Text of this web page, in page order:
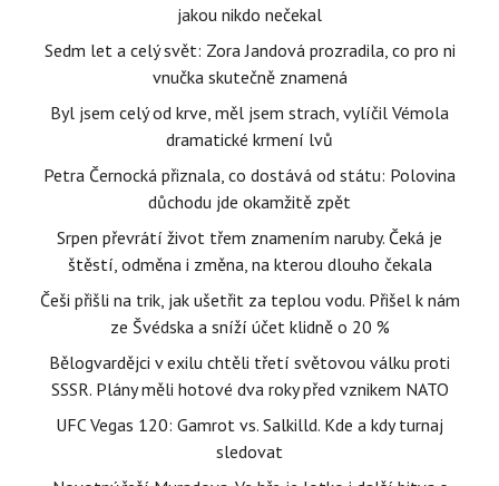
jakou nikdo nečekal
Sedm let a celý svět: Zora Jandová prozradila, co pro ni
vnučka skutečně znamená
Byl jsem celý od krve, měl jsem strach, vylíčil Vémola
dramatické krmení lvů
Petra Černocká přiznala, co dostává od státu: Polovina
důchodu jde okamžitě zpět
Srpen převrátí život třem znamením naruby. Čeká je
štěstí, odměna i změna, na kterou dlouho čekala
Češi přišli na trik, jak ušetřit za teplou vodu. Přišel k nám
ze Švédska a sníží účet klidně o 20 %
Bělogvardějci v exilu chtěli třetí světovou válku proti
SSSR. Plány měli hotové dva roky před vznikem NATO
UFC Vegas 120: Gamrot vs. Salkilld. Kde a kdy turnaj
sledovat